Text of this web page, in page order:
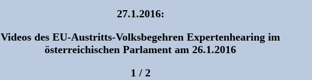
27.1.2016:
Videos des EU-Austritts-Volksbegehren Expertenhearing im
österreichischen Parlament am 26.1.2016
1 / 2